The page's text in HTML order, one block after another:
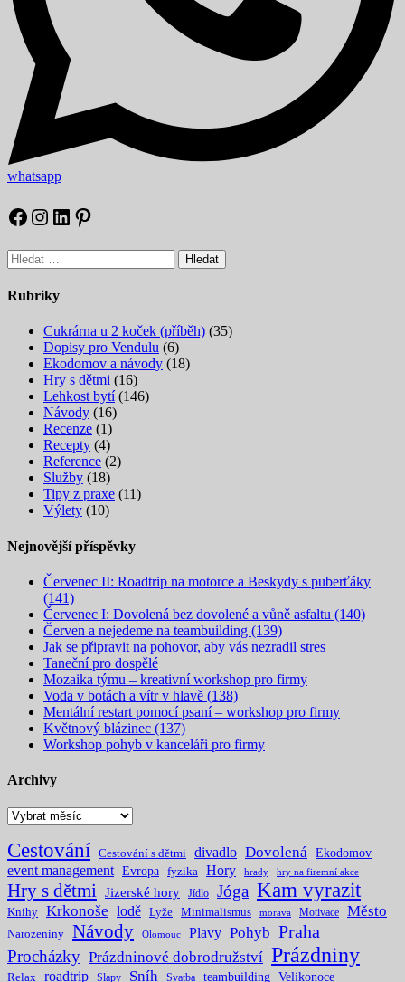
whatsapp
Facebook
Instagram
LinkedIn
Pinterest
Vyhledávání
Rubriky
Cukrárna u 2 koček (příběh) (35)
Dopisy pro Vendulu (6)
Ekodomov a návody (18)
Hry s dětmi (16)
Lehkost bytí(146)
Návody (16)
Recenze (1)
Recepty (4)
Reference (2)
Služby (18)
Tipy z praxe (11)
Výlety (10)
Nejnovější příspěvky
Červenec II: Roadtrip na motorce a Beskydy s puberťáky
(141)
Červenec I: Dovolená bez dovolené a vůně asfaltu (140)
Červen a nejedeme na teambuilding (139)
Jak se připravit na pohovor, aby vás nezradil stres
Taneční pro dospělé
Mozaika týmu – kreativní workshop pro firmy
Voda v botách a vítr v hlavě (138)
Mentální restart pomocí psaní – workshop pro firmy
Květnový blázinec (137)
Workshop pohyb v kanceláři pro firmy
Archivy
Archivy
Cestování Cestování s dětmi divadlo Dovolená Ekodomov
event management Evropa fyzika Hory hrady hry na firemní akce
Hry s dětmi Jizerské hory Jídlo Jóga Kam vyrazit
Knihy Krkonoše lodě Lyže Minimalismus morava Motivace Město
Narozeniny Návody Olomouc Plavy Pohyb Praha
Procházky Prázdninové dobrodružství Prázdniny
Relax roadtrip Slapy Sníh Svatba teambuilding Velikonoce